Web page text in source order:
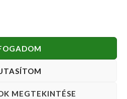
MEGTEKINTÉSE
E. V. (Halcsapda).